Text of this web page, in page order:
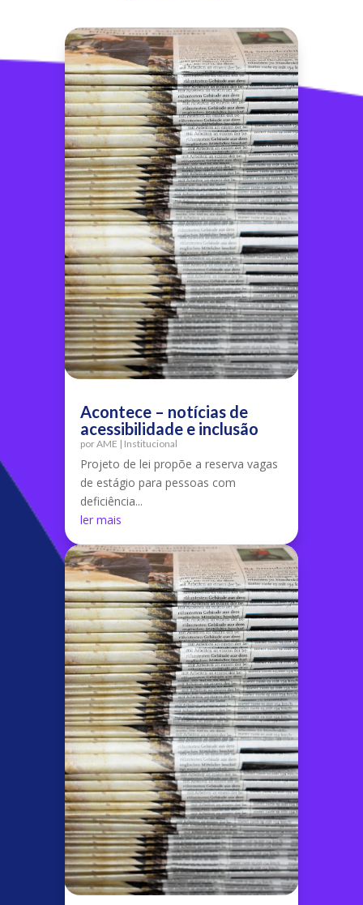
Acontece – notícias de
acessibilidade e inclusão
porAME | Institucional
Projeto de lei propõe a reserva vagas
de estágio para pessoas com
deficiência...
ler mais